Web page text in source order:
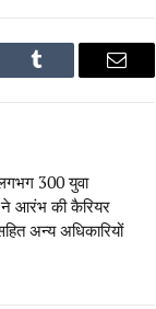
Tumblr Email
300 युवा
ने आरंभ की कैरियर
अन्य अधिकारियों